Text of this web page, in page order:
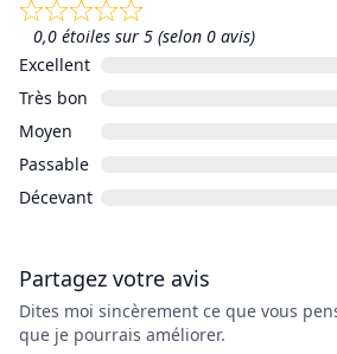
0,0 étoiles sur 5 (selon 0 avis)
Excellent
Très bon
Moyen
Passable
Décevant
Partagez votre avis
Dites moi sincèrement ce que vous
que je pourrais améliorer.